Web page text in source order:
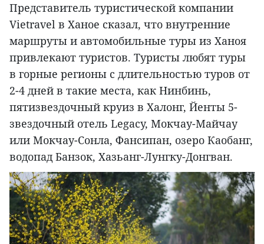
Представитель туристической компании
Vietravel в Ханое сказал, что внутренние
маршруты и автомобильные туры из Ханоя
привлекают туристов. Туристы любят туры
в горные регионы с длительностью туров от
2-4 дней в такие места, как Нинбинь,
пятизвездочный круиз в Халонг, Йенты 5-
звездочный отель Legacy, Мокчау-Майчау
или Мокчау-Сонла, Фансипан, озеро Каобанг,
водопад Банзок, Хазьанг-Лунгку-Донгван.